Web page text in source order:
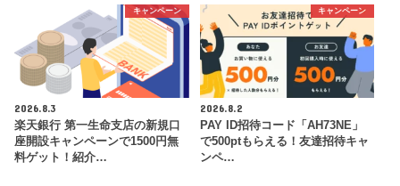
キャンペーン
2026.8.3
楽天銀行 第一生命支店の新規口
座開設キャンペーンで1500円無
料ゲット！紹介…
キャンペーン
2026.8.2
PAY ID招待コード「AH73NE」
で500ptもらえる！友達招待キャ
ンペ…